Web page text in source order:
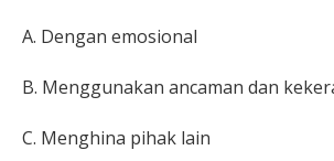
A. Dengan emosional
B. Menggunakan ancaman dan
C. Menghina pihak lain